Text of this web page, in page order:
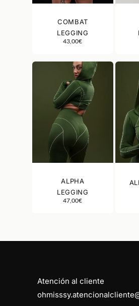
COMBAT
LEGGING
43,00€
ALPHA
LEGGING
47,00€
Atención al cliente